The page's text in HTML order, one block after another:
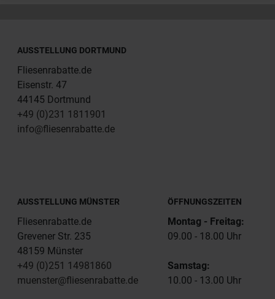
AUSSTELLUNG DORTMUND
Fliesenrabatte.de
Eisenstr. 47
44145 Dortmund
+49 (0)231 1811901
info@fliesenrabatte.de
AUSSTELLUNG MÜNSTER
Fliesenrabatte.de
Grevener Str. 235
48159 Münster
+49 (0)251 14981860
muenster@fliesenrabatte.de
ÖFFNUNGSZEITEN
Montag - Freitag:
09.00 - 18.00 Uhr
Samstag:
10.00 - 13.00 Uhr